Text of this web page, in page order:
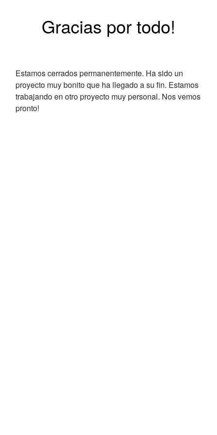
Gracias por todo!
Estamos cerrados permanentemente. Ha sido un
proyecto muy bonito que ha llegado a su fin. Estamos
trabajando en otro proyecto muy personal. Nos vemos
pronto!